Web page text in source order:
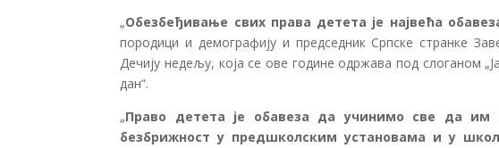
„Обезбеђивање свих права детета је највећа
породици и демографију и председник Српске странке
Дечију недељу, која се ове године одржава под слоганом
дан“.
„Право детета је обавеза да учинимо све да им
безбрижност у предшколским установама и у